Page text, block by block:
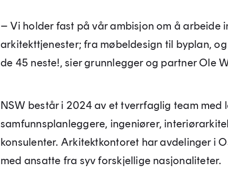
– Vi holder fast på vår ambisjon om å arbeide
arkitekttjenester; fra møbeldesign til byplan,
de 45 neste!, sier grunnlegger og partner Ole
NSW består i 2024 av et tverrfaglig team med
samfunnsplanleggere, ingeniører,
konsulenter. Arkitektkontoret har avdelinger i
med ansatte fra syv forskjellige nasjonaliteter.